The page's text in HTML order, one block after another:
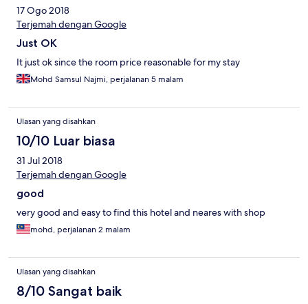
17 Ogo 2018
Terjemah dengan Google
Just OK
It just ok since the room price reasonable for my stay
Mohd Samsul Najmi, perjalanan 5 malam
Ulasan yang disahkan
10/10 Luar biasa
31 Jul 2018
Terjemah dengan Google
good
very good and easy to find this hotel and neares with shop
mohd, perjalanan 2 malam
Ulasan yang disahkan
8/10 Sangat baik